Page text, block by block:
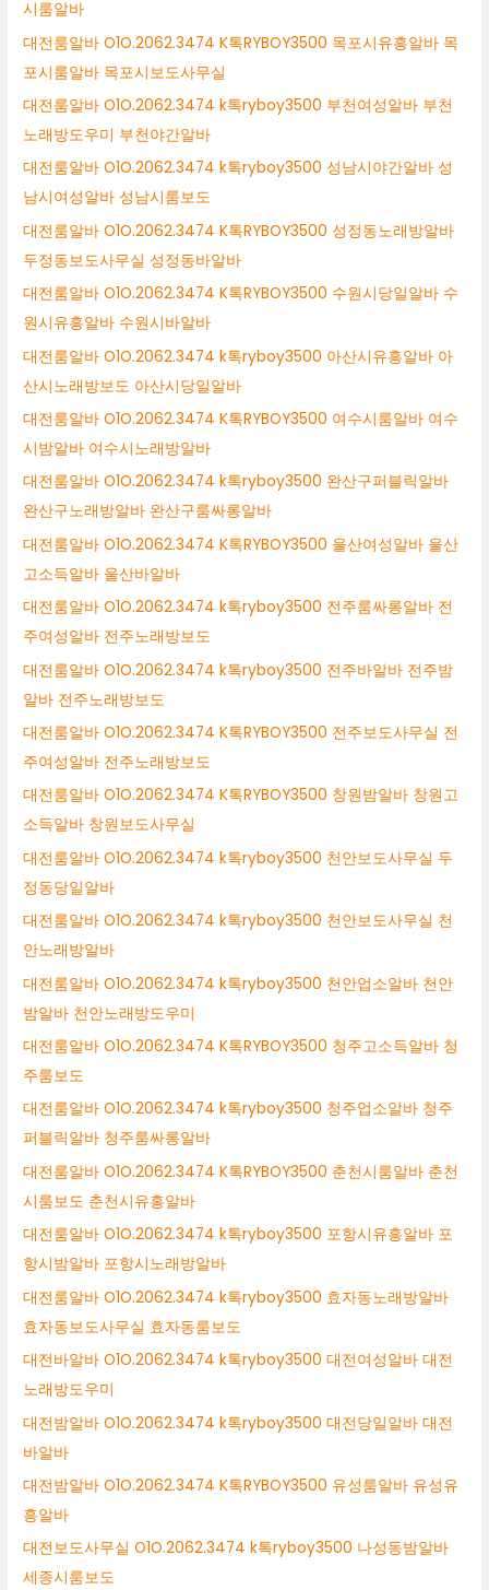
시룸알바
대전룸알바 O1O.2062.3474 K톡RYBOY3500 목포시유흥알바 목
포시룸알바 목포시보도사무실
대전룸알바 O1O.2062.3474 k톡ryboy3500 부천여성알바 부천
노래방도우미 부천야간알바
대전룸알바 O1O.2062.3474 k톡ryboy3500 성남시야간알바 성
남시여성알바 성남시룸보도
대전룸알바 O1O.2062.3474 K톡RYBOY3500 성정동노래방알바
두정동보도사무실 성정동바알바
대전룸알바 O1O.2062.3474 K톡RYBOY3500 수원시당일알바 수
원시유흥알바 수원시바알바
대전룸알바 O1O.2062.3474 k톡ryboy3500 아산시유흥알바 아
산시노래방보도 아산시당일알바
대전룸알바 O1O.2062.3474 K톡RYBOY3500 여수시룸알바 여수
시밤알바 여수시노래방알바
대전룸알바 O1O.2062.3474 k톡ryboy3500 완산구퍼블릭알바
완산구노래방알바 완산구룸싸롱알바
대전룸알바 O1O.2062.3474 K톡RYBOY3500 울산여성알바 울산
고소득알바 울산바알바
대전룸알바 O1O.2062.3474 k톡ryboy3500 전주룸싸롱알바 전
주여성알바 전주노래방보도
대전룸알바 O1O.2062.3474 k톡ryboy3500 전주바알바 전주밤
알바 전주노래방보도
대전룸알바 O1O.2062.3474 K톡RYBOY3500 전주보도사무실 전
주여성알바 전주노래방보도
대전룸알바 O1O.2062.3474 K톡RYBOY3500 창원밤알바 창원고
소득알바 창원보도사무실
대전룸알바 O1O.2062.3474 k톡ryboy3500 천안보도사무실 두
정동당일알바
대전룸알바 O1O.2062.3474 k톡ryboy3500 천안보도사무실 천
안노래방알바
대전룸알바 O1O.2062.3474 k톡ryboy3500 천안업소알바 천안
밤알바 천안노래방도우미
대전룸알바 O1O.2062.3474 K톡RYBOY3500 청주고소득알바 청
주룸보도
대전룸알바 O1O.2062.3474 k톡ryboy3500 청주업소알바 청주
퍼블릭알바 청주룸싸롱알바
대전룸알바 O1O.2062.3474 K톡RYBOY3500 춘천시룸알바 춘천
시룸보도 춘천시유흥알바
대전룸알바 O1O.2062.3474 k톡ryboy3500 포항시유흥알바 포
항시밤알바 포항시노래방알바
대전룸알바 O1O.2062.3474 k톡ryboy3500 효자동노래방알바
효자동보도사무실 효자동룸보도
대전바알바 O1O.2062.3474 k톡ryboy3500 대전여성알바 대전
노래방도우미
대전밤알바 O1O.2062.3474 k톡ryboy3500 대전당일알바 대전
바알바
대전밤알바 O1O.2062.3474 K톡RYBOY3500 유성룸알바 유성유
흥알바
대전보도사무실 O1O.2062.3474 k톡ryboy3500 나성동밤알바
세종시룸보도